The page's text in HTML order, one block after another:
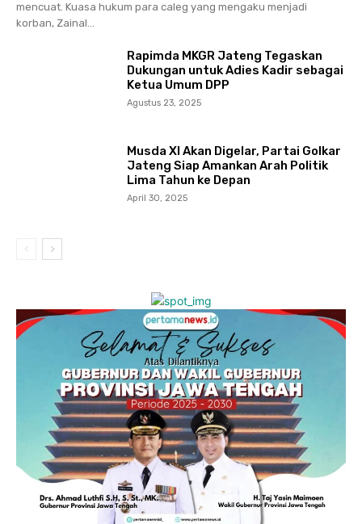
mencuat. Kuasa hukum para caleg yang mengaku menjadi
korban, Zainal...
Rapimda MKGR Jateng Tegaskan
Dukungan untuk Adies Kadir sebagai
Ketua Umum DPP
Agustus 23, 2025
Musda XI Akan Digelar, Partai Golkar
Jateng Siap Amankan Arah Politik
Lima Tahun ke Depan
April 30, 2025